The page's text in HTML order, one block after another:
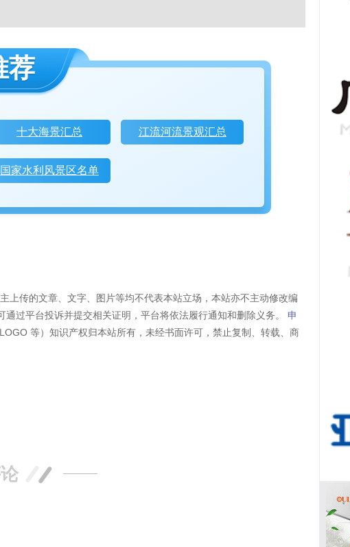
荐
十大海景汇总 江流河流景观汇总
国家水利风景区名单
上传的文章、文字、图片等均不代表本站立场，本站亦不主动修改编
过平台投诉并提交相关证明，平台将依法履行通知和删除义务。
申
等）知识产权归本站所有，未经书面许可，禁止复制、转载、商